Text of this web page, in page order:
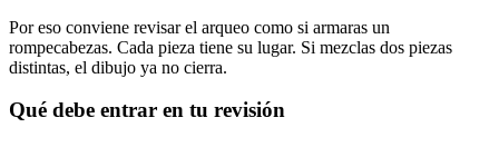
Por eso conviene revisar el arqueo como si armaras un
rompecabezas. Cada pieza tiene su lugar. Si mezclas dos piezas
distintas, el dibujo ya no cierra.
Qué debe entrar en tu revisión